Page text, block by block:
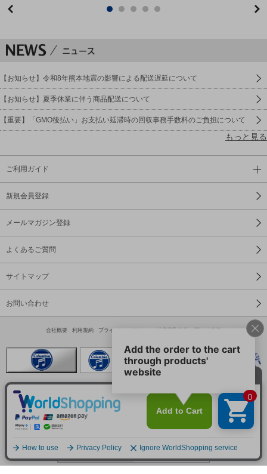
【お知らせ】令和8年熊本地震の影響による配送遅延について
【お知らせ】夏季休業に伴う商品配送について
【重要】「GMO後払い」お支払い延滞時の回収事務手数料のご負担について
もっと見る
ご利用ガイド
新規会員登録
メールマガジン登録
よくあるご質問
サイトマップ
お問い合わせ
会社概要 利用規約 プライバシーポリシー 特定商取引法に基づく表示
スマートフォン PC